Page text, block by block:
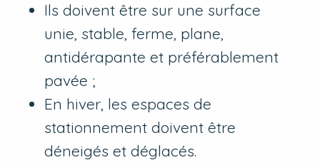
Ils doivent être sur une surface
unie, stable, ferme, plane,
antidérapante et préférablement
pavée ;
En hiver, les espaces de
stationnement doivent être
déneigés et déglacés.